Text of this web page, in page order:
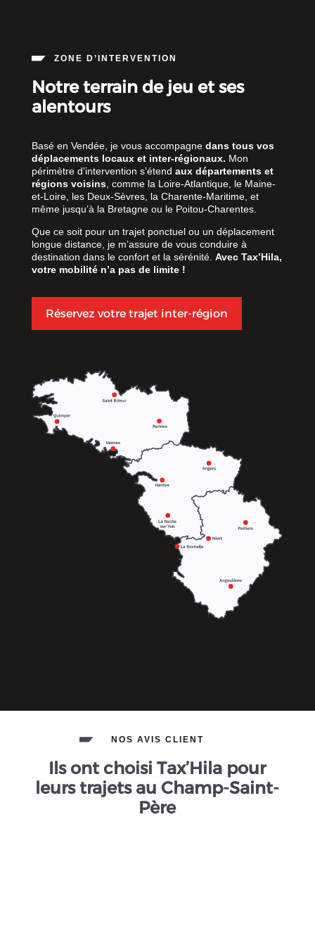
ZONE D’INTERVENTION
Notre terrain de jeu et ses
alentours
Basé en Vendée, je vous accompagnedans tous vos
déplacements locaux et inter-régionaux. Mon
périmètre d’intervention s’étend aux départements et
régions voisins, comme la Loire-Atlantique, le Maine-
et-Loire, les Deux-Sèvres, la Charente-Maritime, et
même jusqu’à la Bretagne ou le Poitou-Charentes.
Que ce soit pour un trajet ponctuel ou un déplacement
longue distance, je m’assure de vous conduire à
destination dans le confort et la sérénité. Avec Tax’Hila,
votre mobilité n’a pas de limite !
Réservez votre trajet inter-région
NOS AVIS CLIENT
Ils ont choisi Tax’Hila pour
leurs trajets au Champ-Saint-
Père